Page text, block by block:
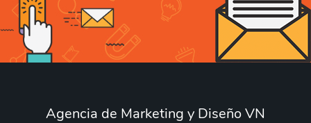
Agencia de Marketing y Diseño VN